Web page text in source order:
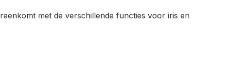
met de verschillende functies voor iris en